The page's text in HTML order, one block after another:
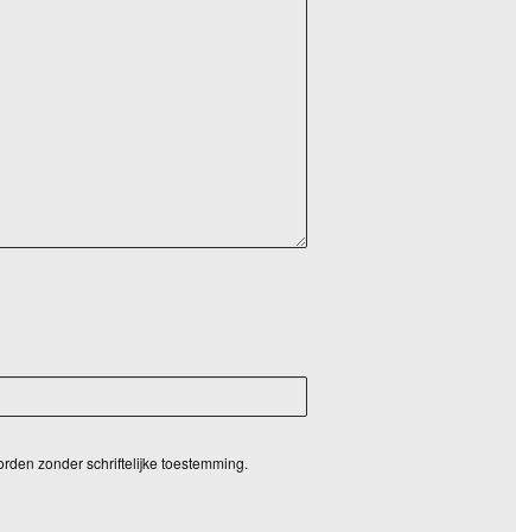
zonder schriftelijke toestemming.